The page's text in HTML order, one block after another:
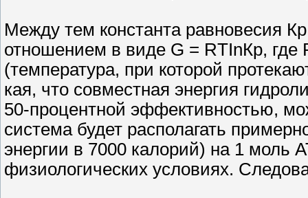
Между тем константа равновесия
отношением в виде G = RTInКр, где
(температура, при которой
кая, что совместная энергия
50-процентной эффективностью,
система будет располагать
энергии в 7000 калорий) на 1 моль
физиологических условиях.